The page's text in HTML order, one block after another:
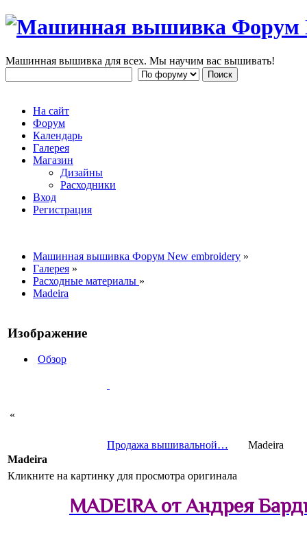
Машинная вышивка для всех. Мы научим вас вышивать!
На сайт
Форум
Календарь
Галерея
Магазин
Дизайны
Расходники
Вход
Регистрация
Машинная вышивка Форум New embroidery »
Галерея »
Расходные материалы »
Madeira
Изображение
Обзор
«
Продажа вышивальной…
Madeira
Madeira
Кликните на картинку для просмотра оригинала
MADEIRA от Андрея